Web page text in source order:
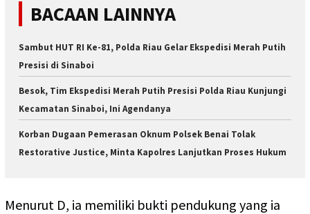
BACAAN LAINNYA
Sambut HUT RI Ke-81, Polda Riau Gelar Ekspedisi Merah Putih
Presisi di Sinaboi
Besok, Tim Ekspedisi Merah Putih Presisi Polda Riau Kunjungi
Kecamatan Sinaboi, Ini Agendanya
Korban Dugaan Pemerasan Oknum Polsek Benai Tolak
Restorative Justice, Minta Kapolres Lanjutkan Proses Hukum
Menurut D, ia memiliki bukti pendukung yang ia